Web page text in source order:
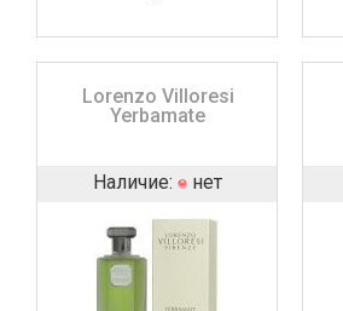
Lorenzo Villoresi
Yerbamate
Наличие: нет